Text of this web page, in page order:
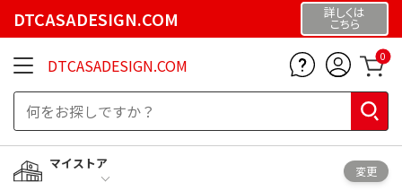
DTCASADESIGN.COM 詳しくは
こちら
DTCASADESIGN.COM 0
マイストア
変更